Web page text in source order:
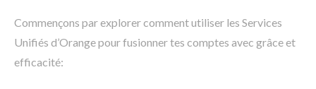
Commençons par explorer comment utiliser les Services
Unifiés d’Orange pour fusionner tes comptes avec grâce et
efficacité: